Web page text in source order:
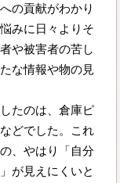
の貢献がわかり
みに日々よりそ
や被害者の苦し
な情報や物の見
たのは、倉庫ピ
どでした。これ
、やはり「自分
が見えにくいと